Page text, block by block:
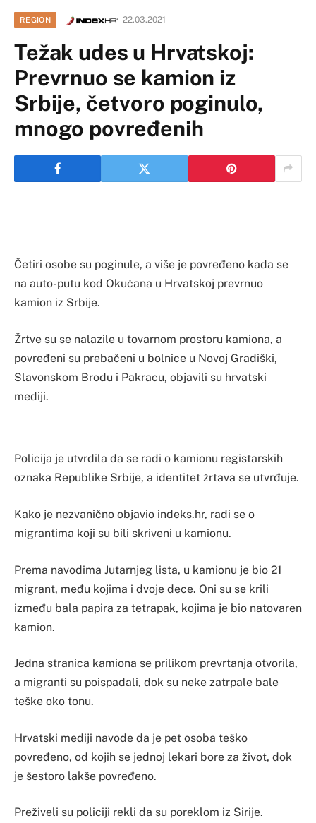
REGION 22.03.2021
Težak udes u Hrvatskoj:
Prevrnuo se kamion iz
Srbije, četvoro poginulo,
mnogo povređenih
Četiri osobe su poginule, a više je povređeno kada se
na auto-putu kod Okučana u Hrvatskoj prevrnuo
kamion iz Srbije.
Žrtve su se nalazile u tovarnom prostoru kamiona, a
povređeni su prebačeni u bolnice u Novoj Gradiški,
Slavonskom Brodu i Pakracu, objavili su hrvatski
mediji.
Policija je utvrdila da se radi o kamionu registarskih
oznaka Republike Srbije, a identitet žrtava se utvrđuje.
Kako je nezvanično objavio indeks.hr, radi se o
migrantima koji su bili skriveni u kamionu.
Prema navodima Jutarnjeg lista, u kamionu je bio 21
migrant, među kojima i dvoje dece. Oni su se krili
između bala papira za tetrapak, kojima je bio natovaren
kamion.
Jedna stranica kamiona se prilikom prevrtanja otvorila,
a migranti su poispadali, dok su neke zatrpale bale
teške oko tonu.
Hrvatski mediji navode da je pet osoba teško
povređeno, od kojih se jednoj lekari bore za život, dok
je šestoro lakše povređeno.
Preživeli su policiji rekli da su poreklom iz Sirije.